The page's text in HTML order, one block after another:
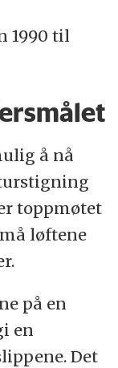
1990 til
å nå
toppmøtet
løftene
på en
en
Det